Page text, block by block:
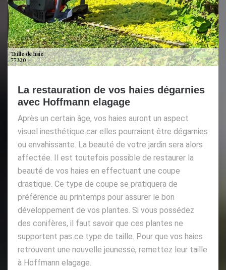
La restauration de vos haies dégarnies
avec Hoffmann elagage
Après un certain âge, vos haies auront un aspect
visuel inesthétique car elles pourraient être dégarnies
ou envahissante. La beauté de votre jardin sera alors
affectée. Il est toutefois possible de restaurer la
beauté de vos haies en effectuant une coupe
drastique. Ce type de coupe se pratiquera de
préférence au printemps pour assurer le bon
développement de vos plantes. Si vous possédez
des conifères, il faut savoir que ces plantes ne
supportent pas ce type de taille. Pour que vos haies
retrouvent une nouvelle jeunesse, remettez leur taille
à Hoffmann elagage.